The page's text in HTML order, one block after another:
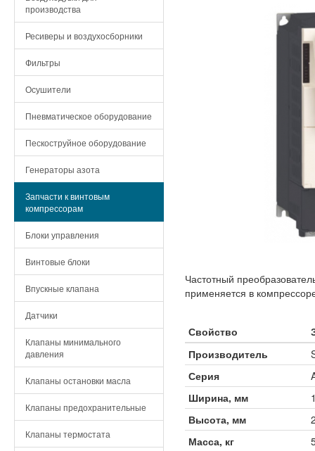
производства
Ресиверы и воздухосборники
Фильтры
Осушители
Пневматическое оборудование
Пескоструйное оборудование
Генераторы азота
Запчасти к винтовым
компрессорам
Блоки управления
Винтовые блоки
Впускные клапана
Датчики
Клапаны минимального
давления
Клапаны остановки масла
Клапаны предохранительные
Клапаны термостата
Частотный
применяется в
Свойство
Производитель
Серия
Ширина, мм
Высота, мм
Масса, кг